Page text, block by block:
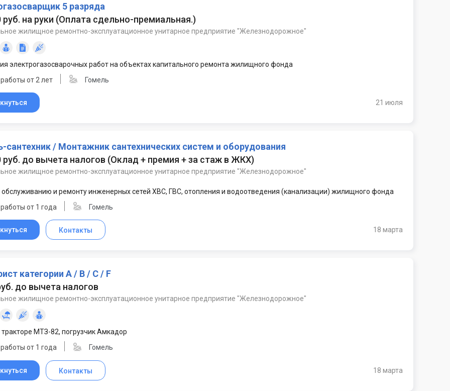
5 разряда
руб. на руки (Оплата сдельно-премиальная.)
жилищное ремонтно-эксплуатационное унитарное предприятие "Железнодорожное"
электрогазосварочных работ на объектах капитального ремонта жилищного фонда
от 2 лет
Гомель
21 июля
сантехник / Монтажник сантехнических систем и оборудования
руб. до вычета налогов (Оклад + премия + за стаж в ЖКХ)
жилищное ремонтно-эксплуатационное унитарное предприятие "Железнодорожное"
обслуживанию и ремонту инженерных сетей ХВС, ГВС, отопления и водоотведения (канализации) жилищного фонда
от 1 года
Гомель
Контакты 18 марта
категории A / B / С / F
до вычета налогов
жилищное ремонтно-эксплуатационное унитарное предприятие "Железнодорожное"
тракторе МТЗ-82, погрузчик Амкадор
от 1 года
Гомель
Контакты 18 марта